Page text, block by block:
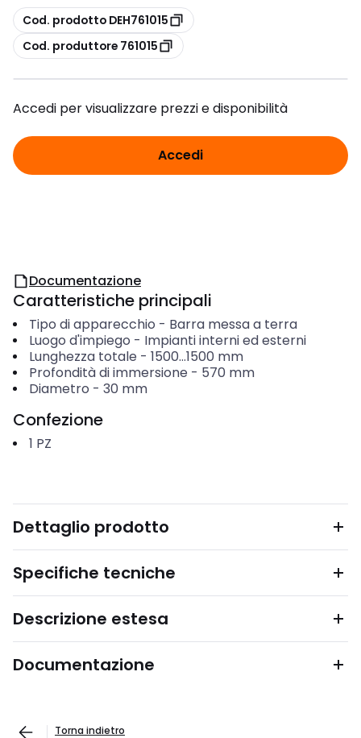
copia
Cod. prodotto DEH761015
copia
Cod. produttore 761015
Accedi per visualizzare prezzi e disponibilità
Accedi
Documentazione
Caratteristiche principali
Tipo di apparecchio - Barra messa a terra
Luogo d'impiego - Impianti interni ed esterni
Lunghezza totale - 1500...1500 mm
Profondità di immersione - 570 mm
Diametro - 30 mm
Confezione
1 PZ
Dettaglio prodotto
Specifiche tecniche
Descrizione estesa
Documentazione
Torna indietro